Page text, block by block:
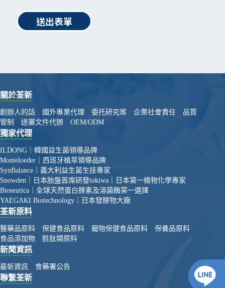
送出表單
關於荃新
創辦人的話 國外專業代理 委托研究案 企業社會責任
品質
管制
送審文件代辦 OEM/ODM
獨家代理
ILDONG｜韓國益生菌領導品牌
Monteloeder｜西班牙植萃領導品牌
SynBalance｜義大利益生菌生技專家
Snowden｜日本胎盤首席研發tokiwa｜日本第一植物化學專家
Bioseutica｜全球天然蛋白酵素及溶菌酶第一選擇
YAEGAKI Biotechnology｜日本發酵物大廠
荃新原料
醫藥品原料 保健食品原料 寵物保健食品原料
保養品原料
食品添加物
胜肽類原料
新聞資訊
最新資訊 食藥署公告
聯繫荃新